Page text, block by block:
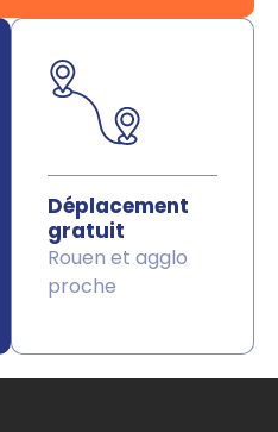
Déplacement
gratuit
Rouen et agglo
proche